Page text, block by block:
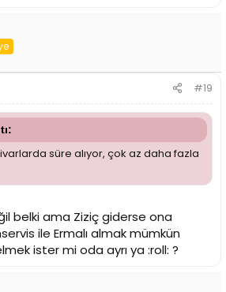
#19
süre alıyor, çok az daha fazla
belki ama Ziziç giderse ona
ile Ermalı almak mümkün
ister mi oda ayrı ya :roll: ?